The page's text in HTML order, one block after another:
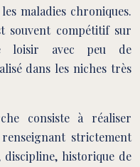
maladies chroniques.
souvent compétitif sur
loisir avec peu de
dans les niches très
consiste à réaliser
strictement
discipline, historique de